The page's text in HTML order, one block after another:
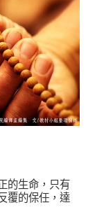
的生命，只有
覆的保任，達